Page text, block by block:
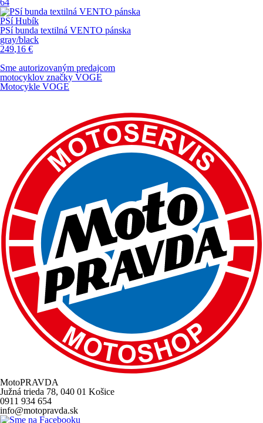
64
PSí Hubík
PSí bunda textilná VENTO pánska
gray/black
249,16 €
Sme autorizovaným predajcom
motocyklov značky VOGE
Motocykle VOGE
MotoPRAVDA
Južná trieda 78, 040 01 Košice
0911 934 654
info@motopravda.sk